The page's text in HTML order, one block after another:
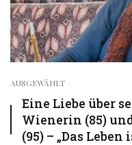
AUSGEWÄHLT
Eine Liebe über
Wienerin (85)
(95) – „Das